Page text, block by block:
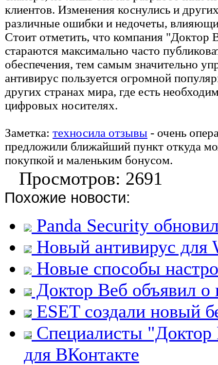
клиентов. Изменения коснулись и
различные ошибки и недочеты,
Стоит отметить, что компания "Доктор
стараются максимально часто
обеспечения, тем самым значительно
антивирус пользуется огромной
других странах мира, где есть
цифровых носителях.
Заметка: техносила отзывы - очень
предложили ближайший пункт откуда
покупкой и маленьким бонусом.
Просмотров: 2691
Похожие новости:
Panda Security
Новый антивирус для
Новые способы
Доктор Веб объявил о
ESET cоздали новый
Специалисты
для ВКонтакте